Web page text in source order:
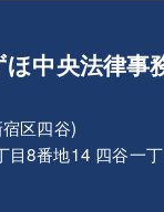
中央法律事
区四谷)
目8番地14 四谷一